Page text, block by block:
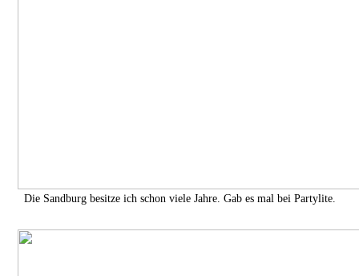
Die Sandburg besitze ich schon viele Jahre. Gab es mal bei Partylite.